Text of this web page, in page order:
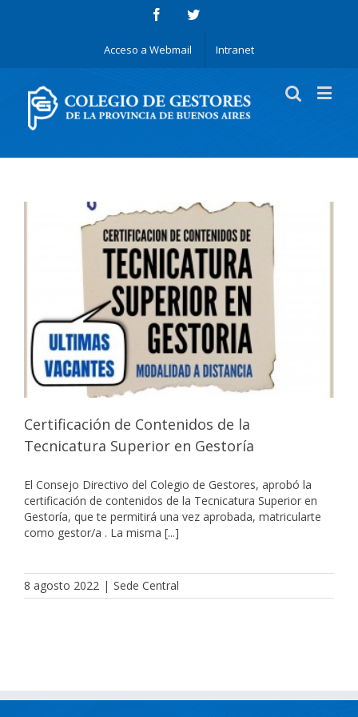
Acceso a Webmail Intranet
Certificación de Contenidos de la
Tecnicatura Superior en Gestoría
El Consejo Directivo del Colegio de Gestores, aprobó la
certificación de contenidos de la Tecnicatura Superior en
Gestoría, que te permitirá una vez aprobada, matricularte
como gestor/a . La misma [...]
8 agosto 2022 | Sede Central